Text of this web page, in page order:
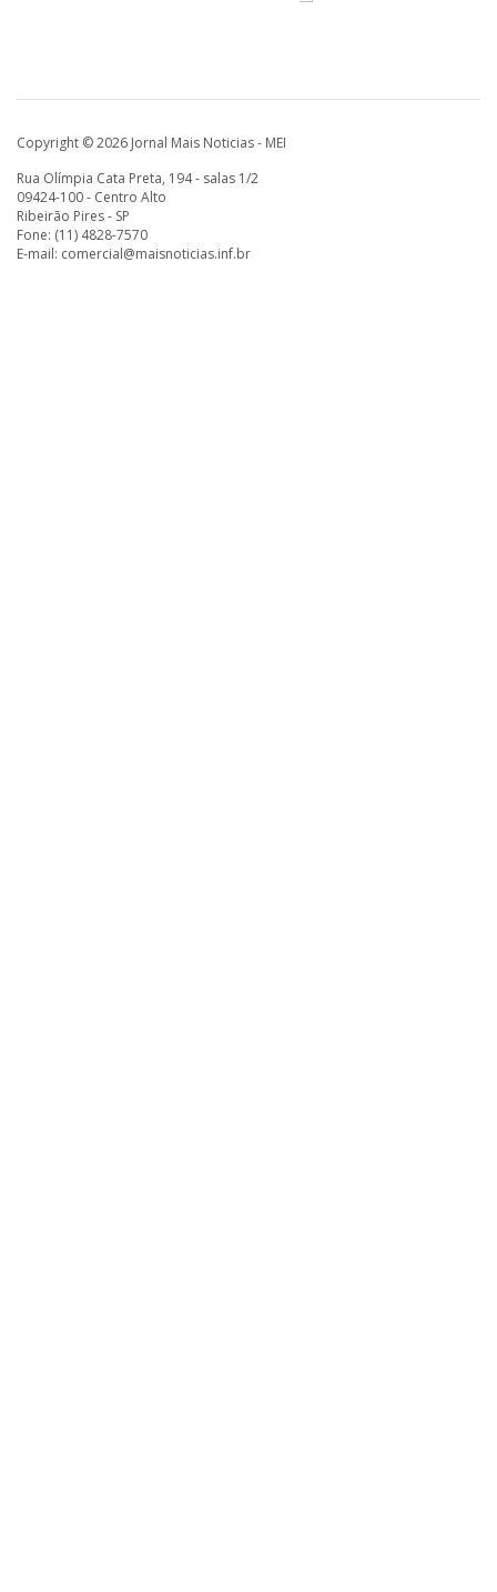
Copyright © 2026 Jornal Mais Noticias - MEI
Rua Olímpia Cata Preta, 194 - salas 1/2
09424-100 - Centro Alto
Ribeirão Pires - SP
Fone: (11) 4828-7570
E-mail: comercial@maisnoticias.inf.br